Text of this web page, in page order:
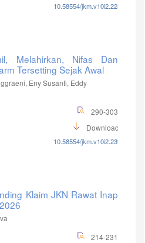
10.58554/jkm.v10i2.223
Melahirkan, Nifas Dan
Tersetting Sejak Awal
Eny Susanti, Eddy
290-303
Download :4
10.58554/jkm.v10i2.239
Klaim JKN Rawat Inap
214-231